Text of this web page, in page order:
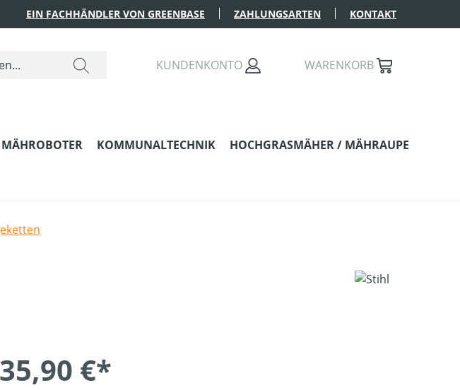
EIN FACHHÄNDLER VON GREENBASE ZAHLUNGSARTEN KONTAKT
KUNDENKONTO WARENKORB
MÄHROBOTER KOMMUNALTECHNIK HOCHGRASMÄHER / MÄHRAUPE
35,90 €*